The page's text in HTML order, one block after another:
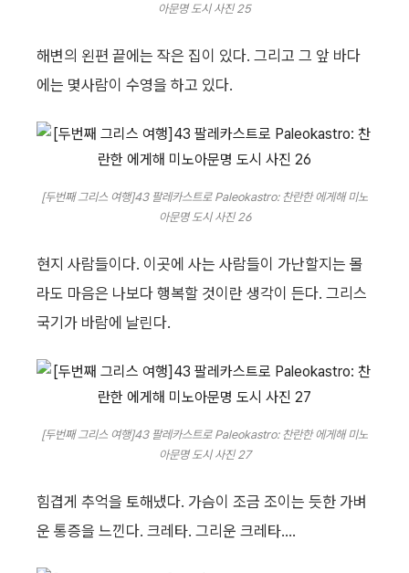
아문명 도시 사진 25
해변의 왼편 끝에는 작은 집이 있다. 그리고 그 앞 바다
에는 몇사람이 수영을 하고 있다.
[두번째 그리스 여행]43 팔레카스트로 Paleokastro: 찬란한 에게해 미노
아문명 도시 사진 26
현지 사람들이다. 이곳에 사는 사람들이 가난할지는 몰
라도 마음은 나보다 행복할 것이란 생각이 든다. 그리스
국기가 바람에 날린다.
[두번째 그리스 여행]43 팔레카스트로 Paleokastro: 찬란한 에게해 미노
아문명 도시 사진 27
힘겹게 추억을 토해냈다. 가슴이 조금 조이는 듯한 가벼
운 통증을 느낀다. 크레타. 그리운 크레타....